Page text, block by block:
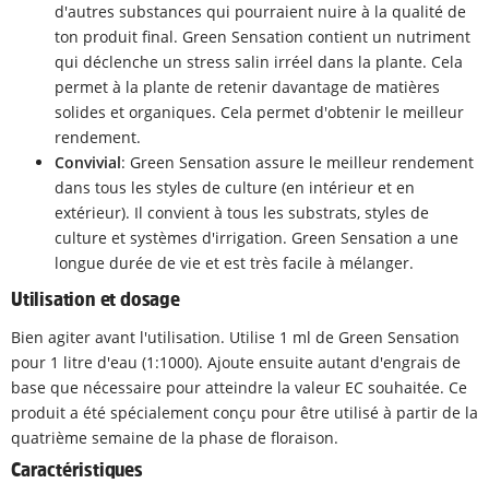
d'autres substances qui pourraient nuire à la qualité de
ton produit final. Green Sensation contient un nutriment
qui déclenche un stress salin irréel dans la plante. Cela
permet à la plante de retenir davantage de matières
solides et organiques. Cela permet d'obtenir le meilleur
rendement.
Convivial: Green Sensation assure le meilleur rendement
dans tous les styles de culture (en intérieur et en
extérieur). Il convient à tous les substrats, styles de
culture et systèmes d'irrigation. Green Sensation a une
longue durée de vie et est très facile à mélanger.
Utilisation et dosage
Bien agiter avant l'utilisation. Utilise 1 ml de Green Sensation
pour 1 litre d'eau (1:1000). Ajoute ensuite autant d'engrais de
base que nécessaire pour atteindre la valeur EC souhaitée. Ce
produit a été spécialement conçu pour être utilisé à partir de la
quatrième semaine de la phase de floraison.
Caractéristiques